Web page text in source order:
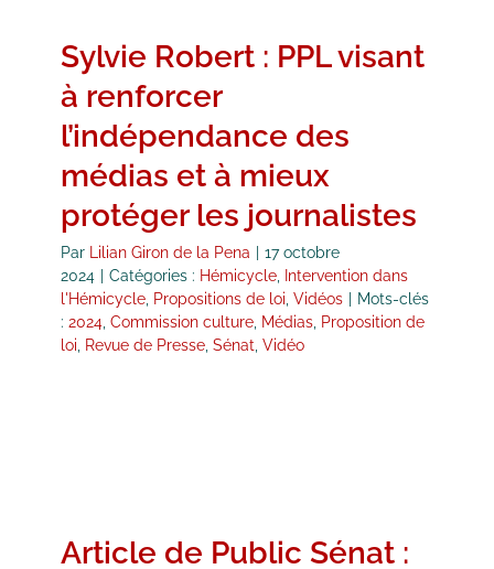
Sylvie Robert : PPL visant
à renforcer
l’indépendance des
médias et à mieux
protéger les journalistes
Par Lilian Giron de la Pena
17 octobre
2024
Catégories : Hémicycle, Intervention dans
l'Hémicycle, Propositions de loi, Vidéos
Mots-clés
: 2024, Commission culture, Médias, Proposition de
loi, Revue de Presse, Sénat, Vidéo
Article de Public Sénat :